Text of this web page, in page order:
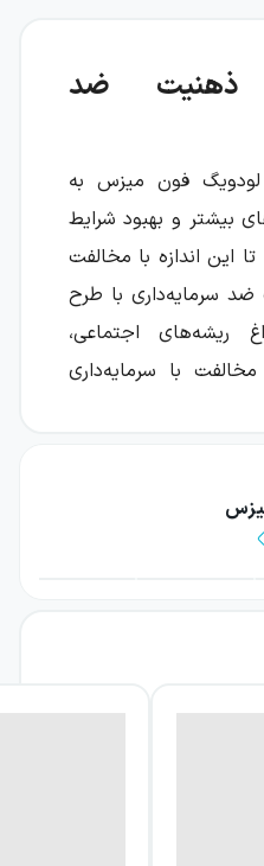
ذهنیت ضد
لودویگ فون میزس به
بیشتر و بهبود شرایط
این اندازه با مخالفت
سرمایه‌داری با طرح
اجتماعی،
با سرمایه‌داری
نشان دهد چرا بسیاری
احزاب سیاسی با این
نگاه او به موضوع،
بازاندیشی درباره